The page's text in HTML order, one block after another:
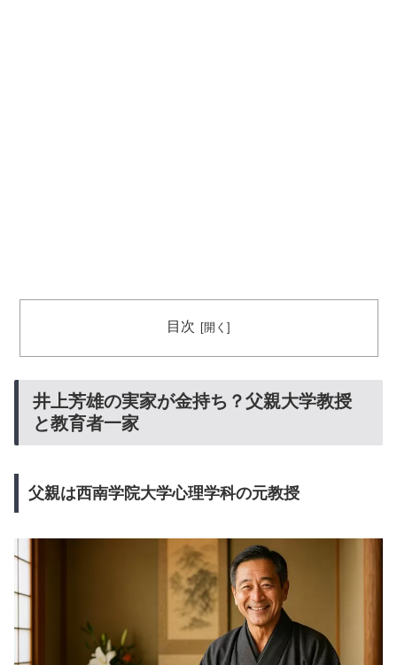
目次
井上芳雄の実家が金持ち？父親大学教授
と教育者一家
父親は西南学院大学心理学科の元教授